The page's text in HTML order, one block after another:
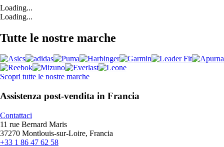
Loading...
Loading...
Tutte le nostre marche
Scopri tutte le nostre marche
Assistenza post-vendita in Francia
Contattaci
11 rue Bernard Maris
37270 Montlouis-sur-Loire, Francia
+33 1 86 47 62 58